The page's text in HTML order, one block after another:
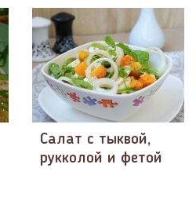
Салат с тыквой,
рукколой и фетой